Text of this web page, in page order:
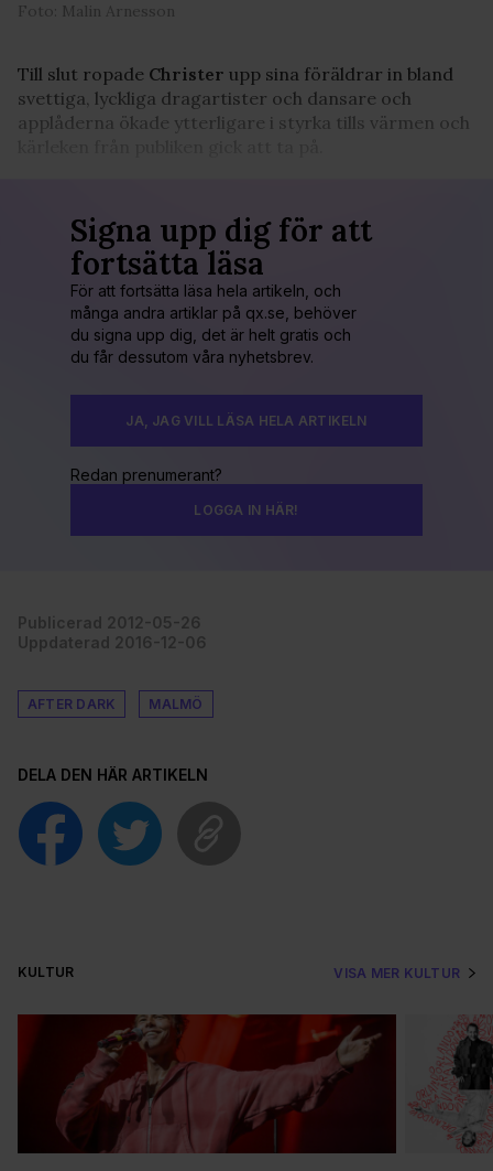
Foto: Malin Arnesson
Till slut ropade Christer upp sina föräldrar in bland
svettiga, lyckliga dragartister och dansare och
applåderna ökade ytterligare i styrka tills värmen och
Signa upp dig för att
fortsätta läsa
För att fortsätta läsa hela artikeln, och
många andra artiklar på qx.se, behöver
du signa upp dig, det är helt gratis och
du får dessutom våra nyhetsbrev.
JA, JAG VILL LÄSA HELA ARTIKELN
Redan prenumerant?
LOGGA IN HÄR!
Publicerad 2012-05-26
Uppdaterad 2016-12-06
AFTER DARK MALMÖ
DELA DEN HÄR ARTIKELN
KULTUR VISA MER KULTUR